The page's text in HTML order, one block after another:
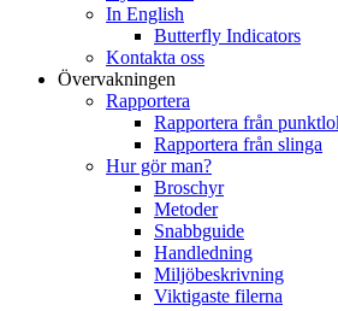
In English
Butterfly Indicators
Kontakta oss
Övervakningen
Rapportera
Rapportera från
Rapportera från slinga
Hur gör man?
Broschyr
Metoder
Snabbguide
Handledning
Miljöbeskrivning
Viktigaste filerna